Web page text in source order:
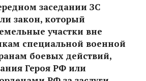
заседании ЗС
закон, который
участки вне
специальной военной
боевых действий,
Героя РФ или